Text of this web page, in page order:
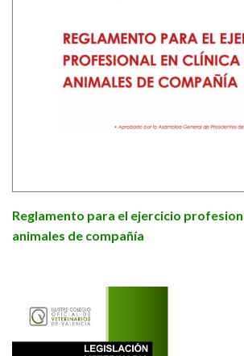
Reglamento para el ejercicio
animales de compañía